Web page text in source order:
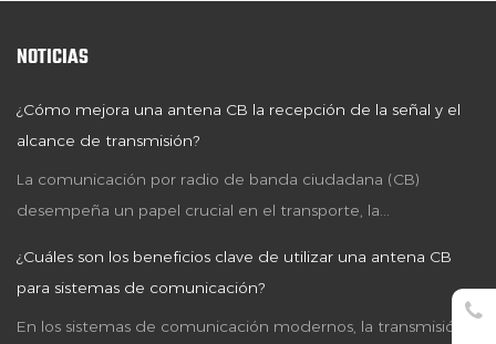
NOTICIAS
¿Cómo mejora una antena CB la recepción de la señal y el
alcance de transmisión?
La comunicación por radio de banda ciudadana (CB)
desempeña un papel crucial en el transporte, la...
¿Cuáles son los beneficios clave de utilizar una antena CB
para sistemas de comunicación?
En los sistemas de comunicación modernos, la transmisión y